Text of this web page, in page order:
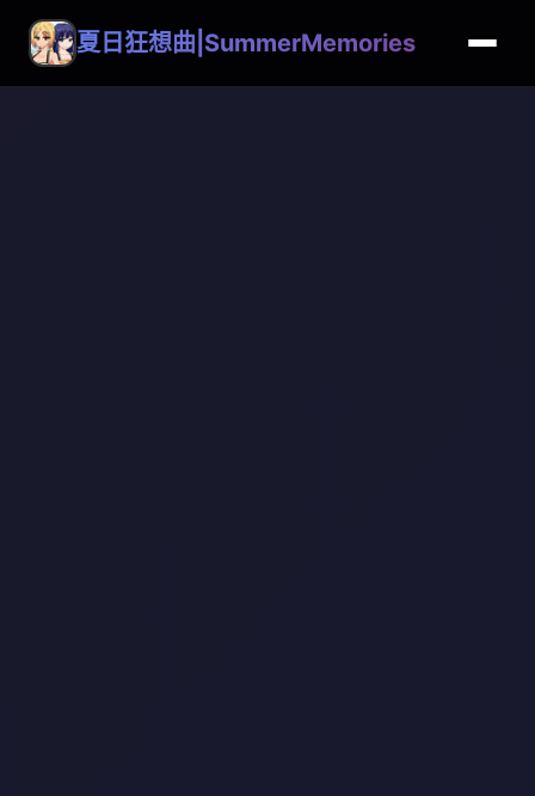
夏日狂想曲|SummerMemories